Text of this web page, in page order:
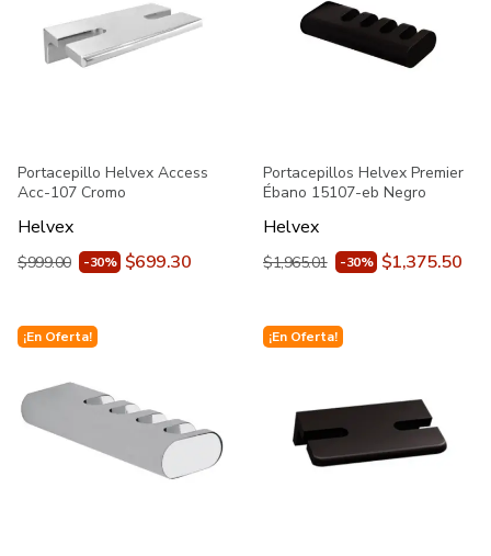
Portacepillo Helvex Access
Acc-107 Cromo
Helvex
$999.00 -30% $699.30
Portacepillos Helvex Premier
Ébano 15107-eb Negro
Helvex
$1,965.01 -30% $1,375.50
¡En Oferta! ¡En Oferta!